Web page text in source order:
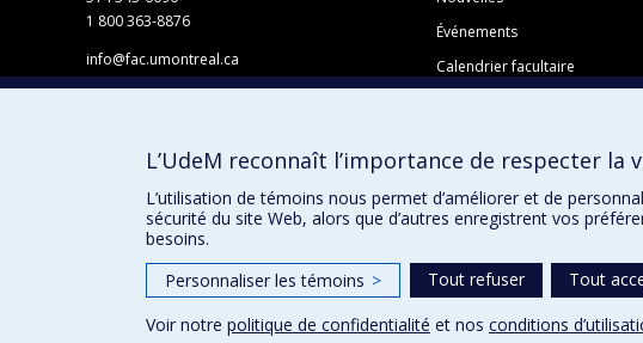
1 800 363-8876
info@fac.umontreal.ca
C. P. 6128, succursale Centre-ville
Montréal QC H3C 3J7
Événements
Calendrier facultaire
Offres d’emploi
Confidentialité Conditions d’utilisation Paramètres des témoins
L’UdeM reconnaît l’importance de respecter la
L’utilisation de témoins nous permet d’améliorer et de
sécurité du site Web, alors que d’autres enregistrent vos
besoins.
Personnaliser les témoins > Tout refuser
Tout
Voir notre politique de confidentialité et nos conditions